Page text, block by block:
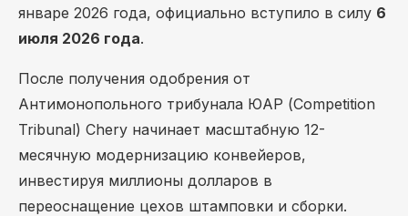
январе 2026 года, официально вступило в силу 6
июля 2026 года.
После получения одобрения от
Антимонопольного трибунала ЮАР (Competition
Tribunal) Chery начинает масштабную 12-
месячную модернизацию конвейеров,
инвестируя миллионы долларов в
переоснащение цехов штамповки и сборки.